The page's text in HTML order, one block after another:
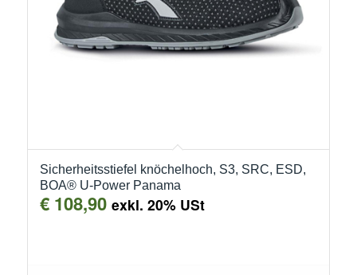
Sicherheitsstiefel knöchelhoch, S3, SRC, ESD,
BOA® U-Power Panama
€108,90 exkl. 20% USt